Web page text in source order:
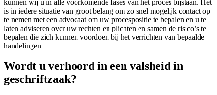
kunnen wij u in alle voorkomende fases van het proces bijstaan. Het
is in iedere situatie van groot belang om zo snel mogelijk contact op
te nemen met een advocaat om uw procespositie te bepalen en u te
laten adviseren over uw rechten en plichten en samen de risico’s te
bepalen die zich kunnen voordoen bij het verrichten van bepaalde
handelingen.
Wordt u verhoord in een valsheid in
geschriftzaak?